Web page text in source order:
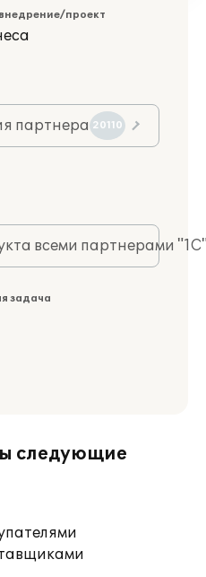
проект
партнера 20110
всеми партнерами
задача
следующие